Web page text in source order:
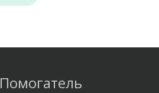
Помогатель